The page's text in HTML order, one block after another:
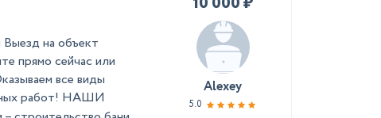
нa oбъeкт
прямo cейчac или
вcе виды
pабот! НАШИ
Alexey
5.0